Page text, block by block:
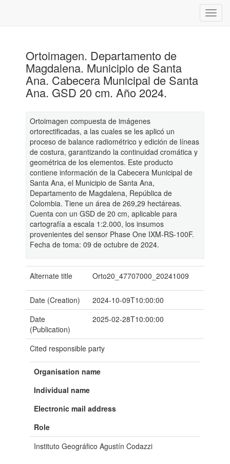
Ortoimagen. Departamento de
Magdalena. Municipio de Santa
Ana. Cabecera Municipal de Santa
Ana. GSD 20 cm. Año 2024.
Ortoimagen compuesta de imágenes
ortorectificadas, a las cuales se les aplicó un
proceso de balance radiométrico y edición de líneas
de costura, garantizando la continuidad cromática y
geométrica de los elementos. Este producto
contiene información de la Cabecera Municipal de
Santa Ana, el Municipio de Santa Ana,
Departamento de Magdalena, República de
Colombia. Tiene un área de 269,29 hectáreas.
Cuenta con un GSD de 20 cm, aplicable para
cartografía a escala 1:2.000, los insumos
provenientes del sensor Phase One IXM-RS-100F.
Fecha de toma: 09 de octubre de 2024.
Alternate title Orto20_47707000_20241009
Date (Creation)
2024-10-09T10:00:00
Date
(Publication)
2025-02-28T10:00:00
Cited responsible party
Organisation name
Individual name
Electronic mail address
Role
Instituto Geográfico Agustín Codazzi